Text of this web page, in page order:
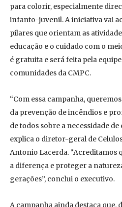
para colorir, especialmente
infanto-juvenil. A iniciativa vai
pilares que orientam as
educação e o cuidado com o
é gratuita e será feita pela
comunidades da CMPC.
“Com essa campanha,
da prevenção de incêndios e
de todos sobre a necessidade
explica o diretor-geral de
Antonio Lacerda. “Acreditamos
a diferença e proteger a
gerações”, conclui o executivo.
A campanha ainda destaca que,